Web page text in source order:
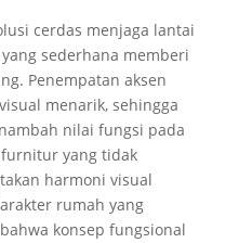
cerdas menjaga lantai
sederhana memberi
Penempatan aksen
menarik, sehingga
nilai fungsi pada
yang tidak
harmoni visual
rumah yang
konsep fungsional